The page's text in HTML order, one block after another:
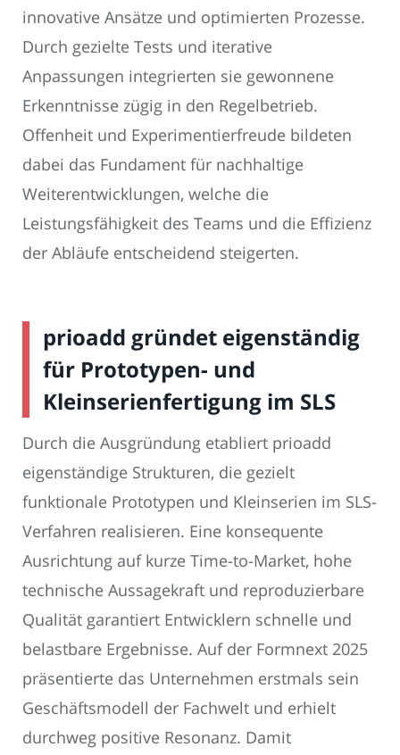
innovative Ansätze und optimierten Prozesse.
Durch gezielte Tests und iterative
Anpassungen integrierten sie gewonnene
Erkenntnisse zügig in den Regelbetrieb.
Offenheit und Experimentierfreude bildeten
dabei das Fundament für nachhaltige
Weiterentwicklungen, welche die
Leistungsfähigkeit des Teams und die Effizienz
der Abläufe entscheidend steigerten.
prioadd gründet eigenständig
für Prototypen- und
Kleinserienfertigung im SLS
Durch die Ausgründung etabliert prioadd
eigenständige Strukturen, die gezielt
funktionale Prototypen und Kleinserien im SLS-
Verfahren realisieren. Eine konsequente
Ausrichtung auf kurze Time-to-Market, hohe
technische Aussagekraft und reproduzierbare
Qualität garantiert Entwicklern schnelle und
belastbare Ergebnisse. Auf der Formnext 2025
präsentierte das Unternehmen erstmals sein
Geschäftsmodell der Fachwelt und erhielt
durchweg positive Resonanz. Damit